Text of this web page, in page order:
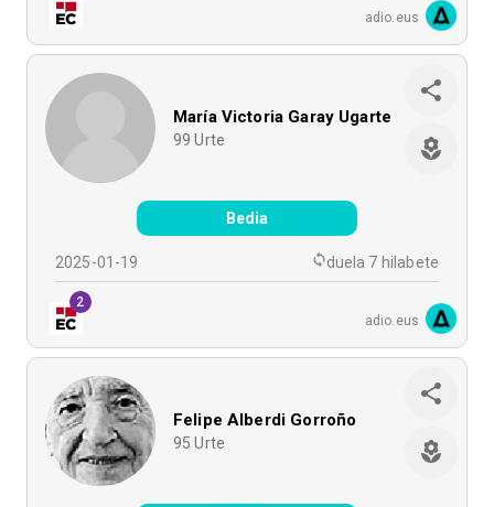
adio.eus
María Victoria Garay Ugarte
99 Urte
Bedia
2025-01-19 duela 7 hilabete
2
adio.eus
Felipe Alberdi Gorroño
95 Urte